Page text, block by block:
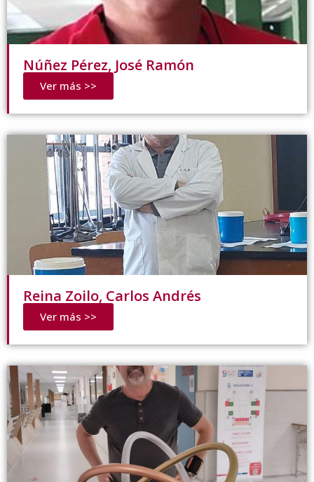
Núñez Pérez, José Ramón
Ver más >>
Reina Zoilo, Carlos Andrés
Ver más >>